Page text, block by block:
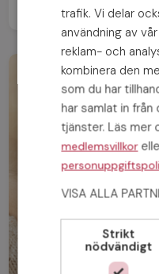
trafik. Vi delar
användning av
reklam- och
kombinera den
som du har
har samlat in från
tjänster. Läs mer
medlemsvillkor
VISA ALLA
Strikt
nödvändigt